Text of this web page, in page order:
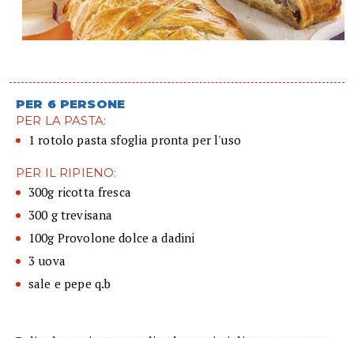
PER 6 PERSONE
PER LA PASTA:
1 rotolo pasta sfoglia pronta per l'uso
PER IL RIPIENO:
300g ricotta fresca
300 g trevisana
100g Provolone dolce a dadini
3 uova
sale e pepe q.b